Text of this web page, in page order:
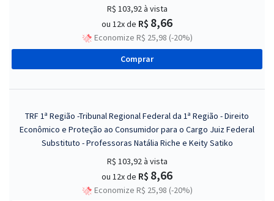
R$ 103,92à vista
ou 12x de R$ 8,66
Economize R$ 25,98 (-20%)
Comprar
TRF 1ª Região -Tribunal Regional Federal da 1ª Região - Direito
Econômico e Proteção ao Consumidor para o Cargo Juiz Federal
Substituto - Professoras Natália Riche e Keity Satiko
R$ 103,92à vista
ou 12x de R$ 8,66
Economize R$ 25,98 (-20%)